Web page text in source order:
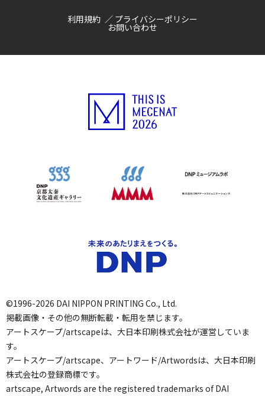
利用規約 プライバシーポリシー
お問い合わせ
©1996-2026 DAI NIPPON PRINTING Co., Ltd.
掲載画像・その他の無断転載・転用を禁じます。
アートスケープ/artscapeは、大日本印刷株式会社が運営していま
す。
アートスケープ/artscape、アートワード/Artwordsは、大日本印刷
株式会社の登録商標です。
artscape, Artwords are the registered trademarks of DAI